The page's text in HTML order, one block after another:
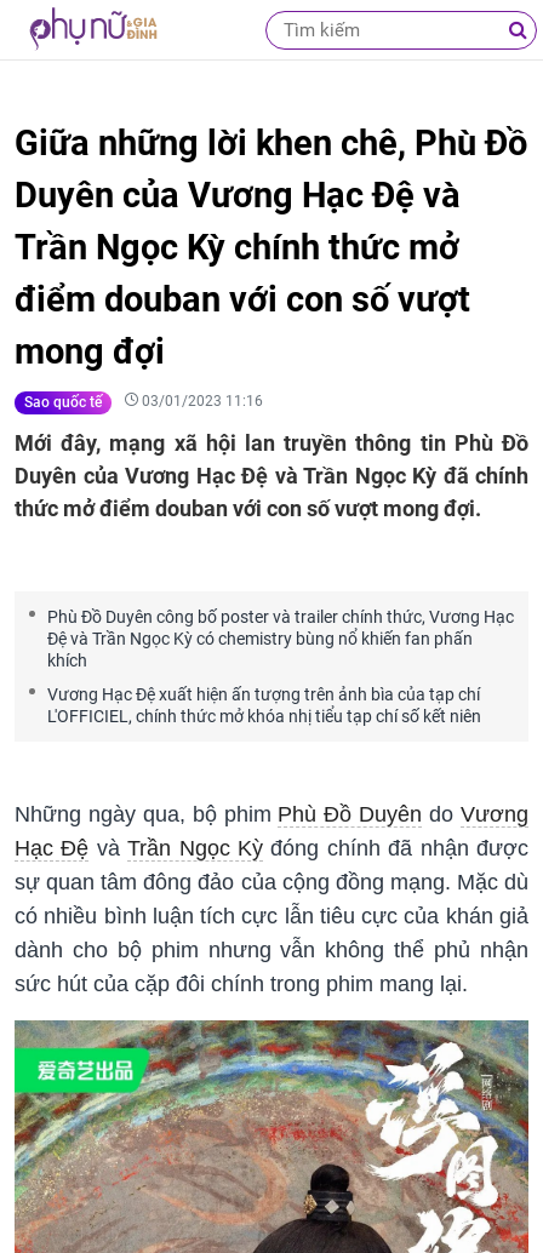
Giữa những lời khen chê, Phù Đồ
Duyên của Vương Hạc Đệ và
Trần Ngọc Kỳ chính thức mở
điểm douban với con số vượt
mong đợi
Sao quốc tế 03/01/2023 11:16
Mới đây, mạng xã hội lan truyền thông tin Phù Đồ
Duyên của Vương Hạc Đệ và Trần Ngọc Kỳ đã chính
thức mở điểm douban với con số vượt mong đợi.
Phù Đồ Duyên công bố poster và trailer chính thức, Vương Hạc
Đệ và Trần Ngọc Kỳ có chemistry bùng nổ khiến fan phấn
khích
Vương Hạc Đệ xuất hiện ấn tượng trên ảnh bìa của tạp chí
L'OFFICIEL, chính thức mở khóa nhị tiểu tạp chí số kết niên
Những ngày qua, bộ phim Phù Đồ Duyên doVương
Hạc Đệ vàTrần Ngọc Kỳ đóng chính đã nhận được
sự quan tâm đông đảo của cộng đồng mạng. Mặc dù
có nhiều bình luận tích cực lẫn tiêu cực của khán giả
dành cho bộ phim nhưng vẫn không thể phủ nhận
sức hút của cặp đôi chính trong phim mang lại.